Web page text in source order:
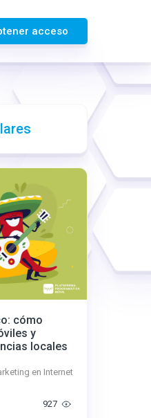
acceso
cómo
y
locales
en Internet
927